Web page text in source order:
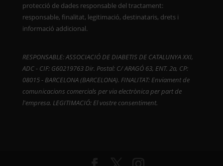
protecció de dades responsable del tractament:
responsable, finalitat, legitimació, destinataris, drets i
informació addicional.
RESPONSABLE: ASSOCIACIÓ DE DIABETIS DE CATALUNYA XXI,
ADC - CIF: G60219763 Dir. Postal: C/ ARAGÓ 63, ENT. 2a, CP:
08015 - BARCELONA (BARCELONA). FINALITAT: Enviament de
comunicacions comercials per via electrònica per part de
l'empresa. LEGITIMACIÓ: El vostre consentiment.